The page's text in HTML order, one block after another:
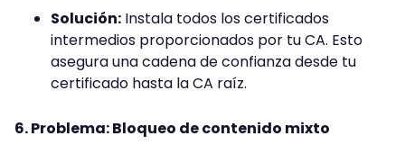
Solución: Instala todos los certificados
intermedios proporcionados por tu CA. Esto
asegura una cadena de confianza desde tu
certificado hasta la CA raíz.
6. Problema: Bloqueo de contenido mixto